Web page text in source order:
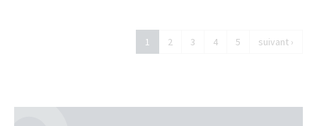
1 2 3 4 5 suivant ›